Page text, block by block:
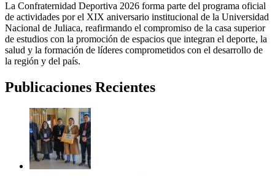
La Confraternidad Deportiva 2026 forma parte del programa oficial
de actividades por el XIX aniversario institucional de la Universidad
Nacional de Juliaca, reafirmando el compromiso de la casa superior
de estudios con la promoción de espacios que integran el deporte, la
salud y la formación de líderes comprometidos con el desarrollo de
la región y del país.
Publicaciones Recientes